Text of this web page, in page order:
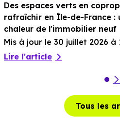
Des espaces verts en
rafraîchir en Île-de-France :
chaleur de l'immobilier neuf
Mis à jour le 30 juillet 2026 à
Lire l'article
Tous les